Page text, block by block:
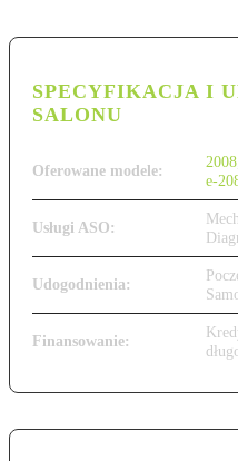
SPECYFIKACJA I
SALONU
Oferowane modele: 2008
e-
Usługi ASO:
Udogodnienia:
Finansowanie: